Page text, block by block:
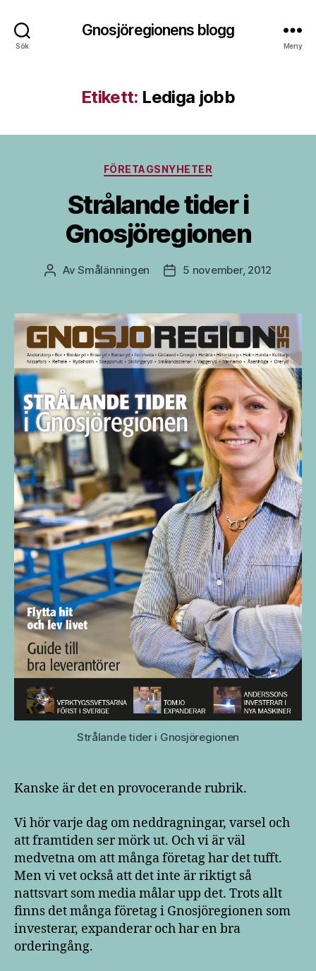
Sök
Gnosjöregionens blogg
Meny
Etikett: Lediga jobb
Kategorier
FÖRETAGSNYHETER
Strålande tider i
Gnosjöregionen
Inläggsförfattare
AvSmålänningen Inläggsdatum
5 november, 2012
Strålande tider i Gnosjöregionen
Kanske är det en provocerande rubrik.
Vi hör varje dag om neddragningar, varsel och
att framtiden ser mörk ut. Och vi är väl
medvetna om att många företag har det tufft.
Men vi vet också att det inte är riktigt så
nattsvart som media målar upp det. Trots allt
finns det många företag i Gnosjöregionen som
investerar, expanderar och har en bra
orderingång.